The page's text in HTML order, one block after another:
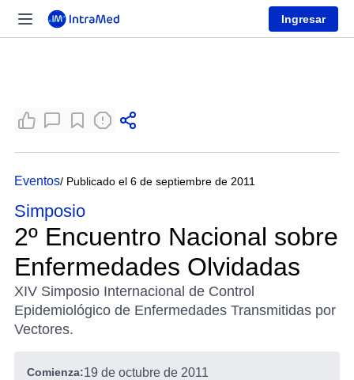
Ingresar
Eventos/ Publicado el 6 de septiembre de 2011
Simposio
2º Encuentro Nacional sobre
Enfermedades Olvidadas
XIV Simposio Internacional de Control
Epidemiológico de Enfermedades Transmitidas por
Vectores.
Comienza:19 de octubre de 2011